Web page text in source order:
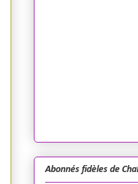
Abonnés fidèles de